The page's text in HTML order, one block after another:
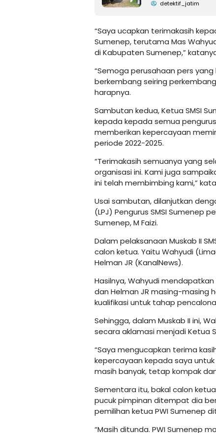
detektif_jatim
“Saya ucapkan terimakasih
Sumenep, terutama Mas
di Kabupaten Sumenep,”
“Semoga perusahaan pers
berkembang seiring
harapnya.
Sambutan kedua, Ketua SMSI
kepada kepada semua
memberikan kepercayaan
periode 2022-2025.
“Terimakasih semuanya yang
organisasi ini. Kami juga
ini telah membimbing kami,”
Usai sambutan, dilanjutkan
(LPJ) Pengurus SMSI Sumenep
Sumenep, M Faizi.
Dalam pelaksanaan Muskab II
calon ketua. Yaitu Wahyudi
Helman JR (KanalNews).
Hasilnya, Wahyudi mendapatkan
dan Helman JR masing-masing
kualifikasi untuk tahap
Sehingga, dalam Muskab II ini,
secara aklamasi menjadi Ketua
“Saya mengucapkan terima
kepercayaan kepada saya
masih banyak, tetap kompak
Sementara itu, bakal calon
pucuk pimpinan ditempat dia
pemilihan ketua PWI Sumenep
“Masih ditunda. PWI Sumenep